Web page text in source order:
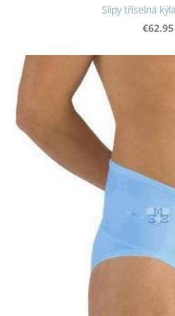
Slipy tříselná
€62.95